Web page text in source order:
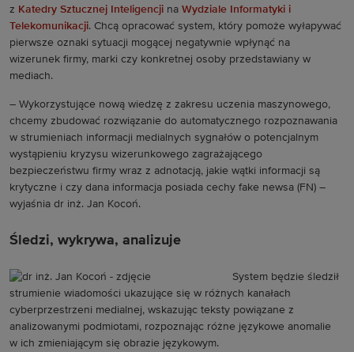
z Katedry Sztucznej Inteligencji na Wydziale Informatyki i
Telekomunikacji. Chcą opracować system, który pomoże wyłapywać
pierwsze oznaki sytuacji mogącej negatywnie wpłynąć na
wizerunek firmy, marki czy konkretnej osoby przedstawiany w
mediach.
– Wykorzystujące nową wiedzę z zakresu uczenia maszynowego,
chcemy zbudować rozwiązanie do automatycznego rozpoznawania
w strumieniach informacji medialnych sygnałów o potencjalnym
wystąpieniu kryzysu wizerunkowego zagrażającego
bezpieczeństwu firmy wraz z adnotacją, jakie wątki informacji są
krytyczne i czy dana informacja posiada cechy fake newsa (FN) –
wyjaśnia dr inż. Jan Kocoń.
Śledzi, wykrywa, analizuje
System będzie śledził
strumienie wiadomości ukazujące się w różnych kanałach
cyberprzestrzeni medialnej, wskazując teksty powiązane z
analizowanymi podmiotami, rozpoznając różne językowe anomalie
w ich zmieniającym się obrazie językowym.